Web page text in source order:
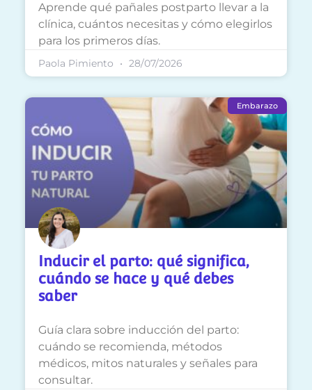
Aprende qué pañales postparto llevar a la
clínica, cuántos necesitas y cómo elegirlos
para los primeros días.
Paola Pimiento 28/07/2026
Embarazo
Inducir el parto: qué significa,
cuándo se hace y qué debes
saber
Guía clara sobre inducción del parto:
cuándo se recomienda, métodos
médicos, mitos naturales y señales para
consultar.